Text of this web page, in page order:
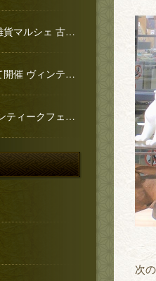
次
ヴィンテージ雑貨マルシェ 古忨堂 和骨董コーナーのご紹介
阪神百貨店にて開催 ヴィンテージ雑貨マルシェへ出店いたします
第95回 京都アンティークフェア 出店のお知らせ